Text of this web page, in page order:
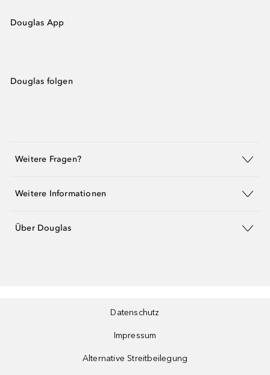
Douglas App
Douglas folgen
Weitere Fragen?
Weitere Informationen
Über Douglas
Datenschutz
Impressum
Alternative Streitbeilegung